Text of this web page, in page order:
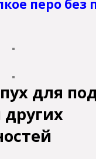
перо без
для